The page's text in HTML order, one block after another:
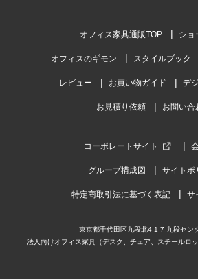
オフィス家具通販TOP ショ
オフィスのギモン スタイルブック
レビュー お買い物ガイド デ
お見積り依頼 お問い合
コーポレートサイト
グループ構成図 サイトポ
特定商取引法に基づく表記 サ
東京都千代田区九段北4-1-7 九段セン
法人向けオフィス家具（デスク、チェア、スチールロ